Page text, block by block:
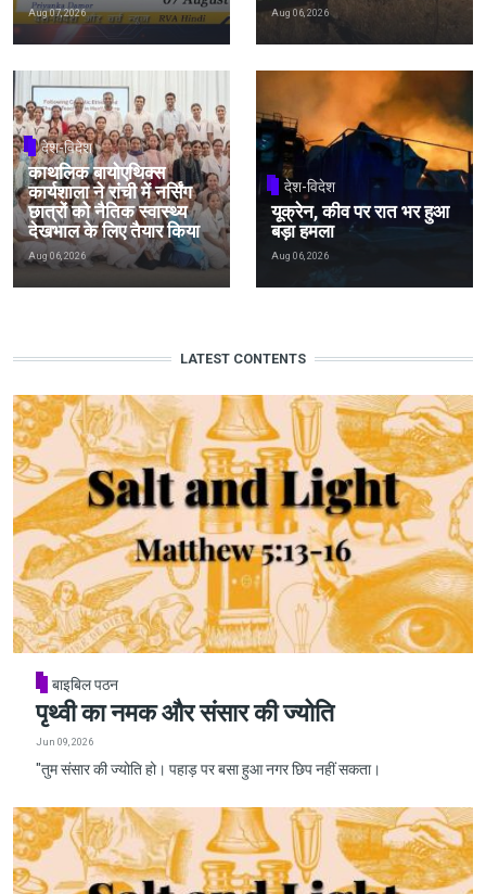
Aug 07, 2026 Aug 06, 2026
देश-विदेश
काथलिक बायोएथिक्स
कार्यशाला ने रांची में नर्सिंग
छात्रों को नैतिक स्वास्थ्य
देखभाल के लिए तैयार किया
Aug 06, 2026
देश-विदेश
यूक्रेन, कीव पर रात भर हुआ
बड़ा हमला
Aug 06, 2026
LATEST CONTENTS
बाइबिल पठन
पृथ्वी का नमक और संसार की ज्योति
Jun 09, 2026
"तुम संसार की ज्योति हो। पहाड़ पर बसा हुआ नगर छिप नहीं सकता।